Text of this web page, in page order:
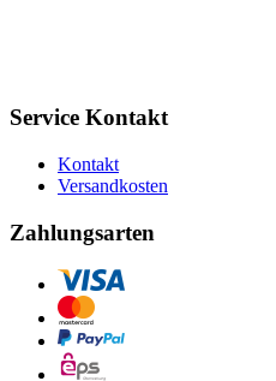
Service Kontakt
Kontakt
Versandkosten
Zahlungsarten